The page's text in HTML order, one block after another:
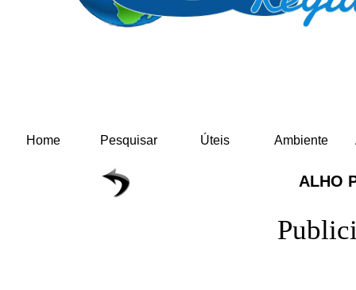
Home Pesquisar Úteis Ambiente
ALHO